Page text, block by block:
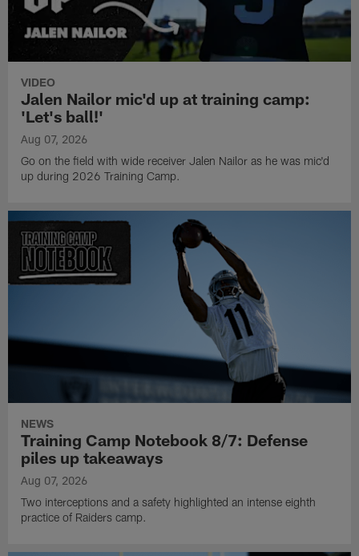
VIDEO
Jalen Nailor mic'd up at training camp:
'Let's ball!'
Aug 07, 2026
Go on the field with wide receiver Jalen Nailor as he was mic'd
up during 2026 Training Camp.
NEWS
Training Camp Notebook 8/7: Defense
piles up takeaways
Aug 07, 2026
Two interceptions and a safety highlighted an intense eighth
practice of Raiders camp.